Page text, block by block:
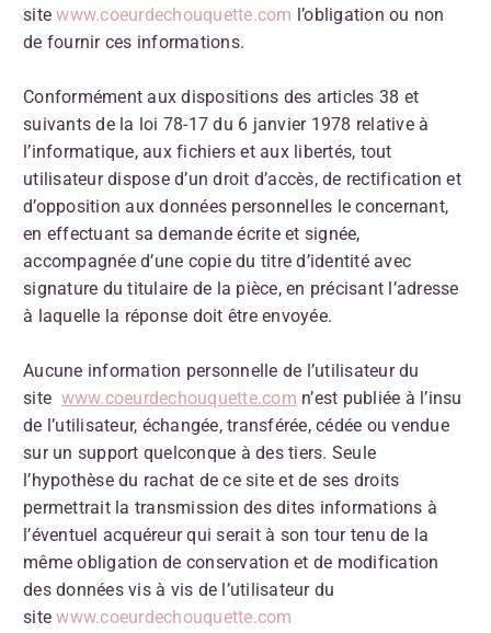
sitewww.coeurdechouquette.com l’obligation ou non
de fournir ces informations.
Conformément aux dispositions des articles 38 et
suivants de la loi 78-17 du 6 janvier 1978 relative à
l’informatique, aux fichiers et aux libertés, tout
utilisateur dispose d’un droit d’accès, de rectification et
d’opposition aux données personnelles le concernant,
en effectuant sa demande écrite et signée,
accompagnée d’une copie du titre d’identité avec
signature du titulaire de la pièce, en précisant l’adresse
à laquelle la réponse doit être envoyée.
Aucune information personnelle de l’utilisateur du
site www.coeurdechouquette.com n’est publiée à l’insu
de l’utilisateur, échangée, transférée, cédée ou vendue
sur un support quelconque à des tiers. Seule
l’hypothèse du rachat de ce site et de ses droits
permettrait la transmission des dites informations à
l’éventuel acquéreur qui serait à son tour tenu de la
même obligation de conservation et de modification
des données vis à vis de l’utilisateur du
sitewww.coeurdechouquette.com